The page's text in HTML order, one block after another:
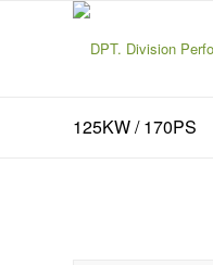
125KW / 170PS